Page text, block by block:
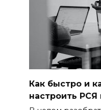
Как быстро и
настроить